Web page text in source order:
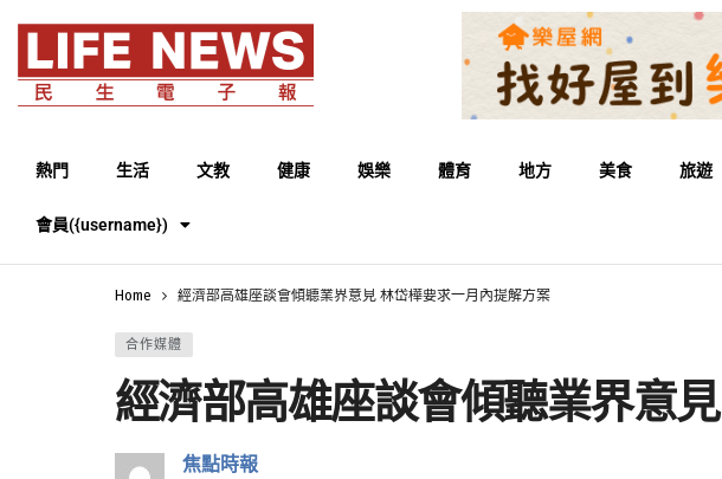
熱門 生活 文教 健康 娛樂 體育 地方 美食 旅遊
會員({username})
Home 經濟部高雄座談會傾聽業界意見 林岱樺要求一月內提解方案
合作媒體
經濟部高雄座談會傾聽業界意
焦點時報